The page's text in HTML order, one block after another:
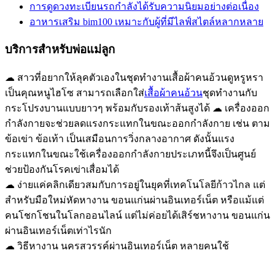
การดูดวงทะเบียนรถกำลังได้รับความนิยมอย่างต่อเนื่อง
อาหารเสริม bim100 เหมาะกับผู้ที่มีไลฟ์สไตล์หลากหลาย
บริการสำหรับพ่อแม่ลูก
☁ สาวที่อยากให้ลุคตัวเองในชุดทำงานเสื้อผ้าคนอ้วนดูหรูหรา
เป็นคุณหนูไฮโซ สามารถเลือกใส่เสื้อผ้าคนอ้วนชุดทำงานกับ
กระโปรงบานแบบยาวๆ พร้อมกับรองเท้าส้นสูงได้ ☁ เครื่องออก
กำลังกายจะช่วยลดแรงกระแทกในขณะออกกำลังกาย เช่น ตาม
ข้อเข่า ข้อเท้า เป็นเสมือนการวิ่งกลางอากาศ ดังนั้นแรง
กระแทกในขณะใช้เครื่องออกกำลังกายประเภทนี้จึงเป็นศูนย์
ช่วยป้องกันโรคเข่าเสื่อมได้
☁ ง่ายแค่คลิกเดียวสมกับการอยู่ในยุคที่เทคโนโลยีก้าวไกล แต่
สำหรับมือใหม่หัดหางาน ขอนแก่นผ่านอินเทอร์เน็ต หรือแม้แต่
คนโชกโชนในโลกออนไลน์ แต่ไม่ค่อยได้เสิร์ชหางาน ขอนแก่น
ผ่านอินเทอร์เน็ตเท่าไรนัก
☁ วิธีหางาน นครสวรรค์ผ่านอินเทอร์เน็ต หลายคนใช้